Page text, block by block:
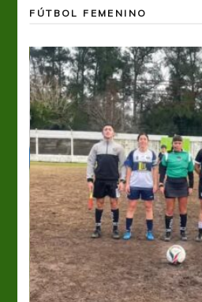
FÚTBOL FEMENINO